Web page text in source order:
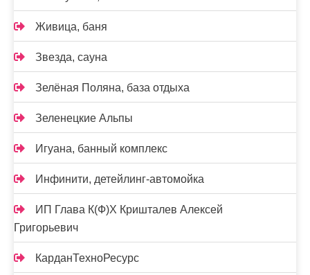
Живица, баня
Звезда, сауна
Зелёная Поляна, база отдыха
Зеленецкие Альпы
Игуана, банный комплекс
Инфинити, детейлинг-автомойка
ИП Глава К(Ф)Х Кришталев Алексей
Григорьевич
КарданТехноРесурс